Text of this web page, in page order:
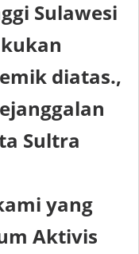
Sulawesi
diatas.,
Sultra
yang
Aktivis